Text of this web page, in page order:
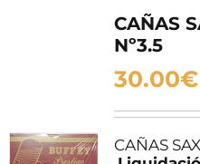
CAÑAS
Nº3.5
30.00€
CAÑAS